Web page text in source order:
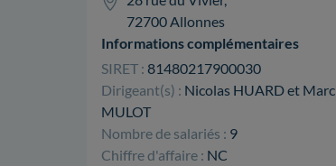
72700 Allonnes
Informations complémentaires
SIRET : 81480217900030
Dirigeant(s) : Nicolas HUARD et Marc
MULOT
Nombre de salariés : 9
Chiffre d'affaire : NC